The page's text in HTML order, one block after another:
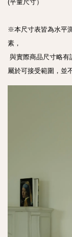
(平量尺寸）
※本尺寸表皆為水平
素，